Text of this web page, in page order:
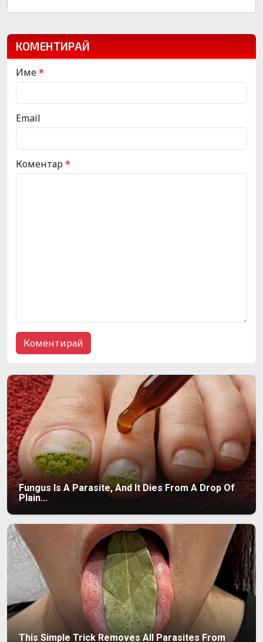
КОМЕНТИРАЙ
Име*
Email
Коментар*
Fungus Is A Parasite, And It Dies From A Drop Of
Plain...
This Simple Trick Removes All Parasites From